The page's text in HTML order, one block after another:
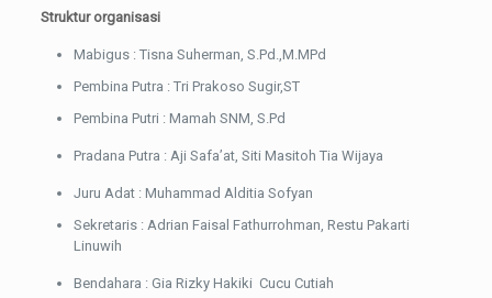
Struktur organisasi
Mabigus : Tisna Suherman, S.Pd.,M.MPd
Pembina Putra : Tri Prakoso Sugir,ST
Pembina Putri : Mamah SNM, S.Pd
Pradana Putra : Aji Safa’at, Siti Masitoh Tia Wijaya
Juru Adat : Muhammad Alditia Sofyan
Sekretaris : Adrian Faisal Fathurrohman, Restu Pakarti
Linuwih
Bendahara : Gia Rizky Hakiki Cucu Cutiah